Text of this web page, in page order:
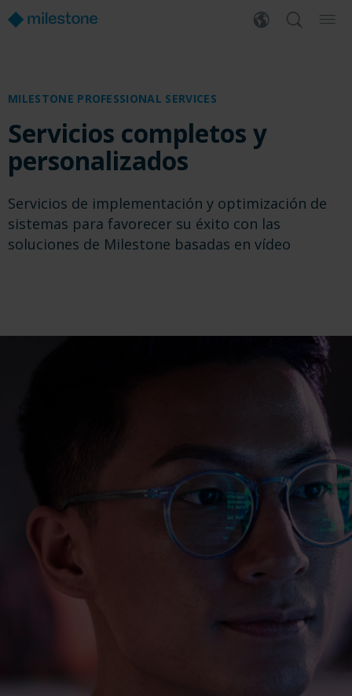
MILESTONE PROFESSIONAL SERVICES
Servicios completos y
personalizados
Servicios de implementación y optimización de
sistemas para favorecer su éxito con las
soluciones de Milestone basadas en vídeo